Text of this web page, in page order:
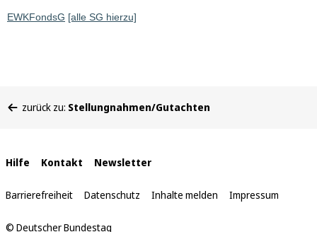
EWKFondsG [alle SG hierzu]
befinden
zurück zu: Stellungnahmen/Gutachten
Interne
Links
Hilfe Kontakt Newsletter
Barrierefreiheit Datenschutz Inhalte melden Impressum
© Deutscher Bundestag